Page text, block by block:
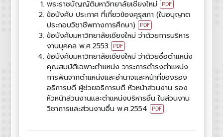
พระราชบัญญัติมหาวิทยาลัยเชียงใหม่ PDF
ข้อบังคับ ประกาศ ที่เกี่ยวข้องคุรุสภา (ใบอนุญาต
ประกอบวิชาชีพทางการศึกษา) PDF
ข้อบังคับมหาวิทยาลัยเชียงใหม่ ว่าด้วยการบริหาร
งานบุคคล พ.ศ.2553 PDF
ข้อบังคับมหาวิทยาลัยเชียงใหม่ ว่าด้วยชื่อตำแหน่ง
คุณสมบัติเฉพาะตำแหน่ง วาระการดำรงตำแหน่ง
การพ้นจากตำแหน่งและอำนาจและหน้าที่ของรอง
อธิการบดี ผู้ช่วยอธิการบดี หัวหน้าส่วนงาน รอง
หัวหน้าส่วนงานและตำแหน่งบริหารอื่น ในส่วนงาน
วิชาการและส่วนงานอื่น พ.ศ.2554 PDF